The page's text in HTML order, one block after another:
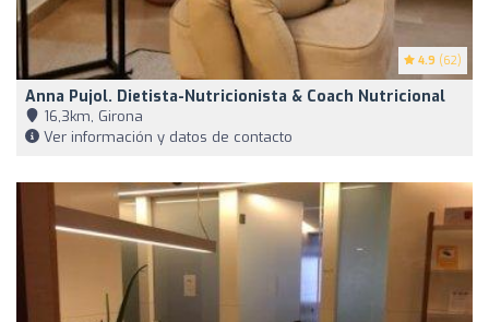
4.9 (62)
Anna Pujol. Dietista-Nutricionista & Coach Nutricional
16,3km, Girona
Ver información y datos de contacto